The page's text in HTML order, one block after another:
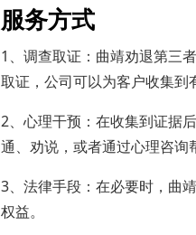
服务方式
1、调查取证：曲靖劝退第三
取证，公司可以为客户收集到
2、心理干预：在收集到证据
通、劝说，或者通过心理咨询
3、法律手段：在必要时，曲
权益。